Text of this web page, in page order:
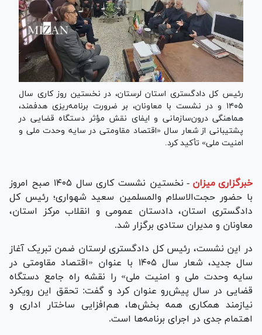
رئیس کل دادگستری استان لرستان، در نخستین روز کاری سال
۱۴۰۵ و در نشست با معاونان، بر ضرورت برنامه‌ریزی هدفمند،
هماهنگی درون‌سازمانی و ایفای نقش مؤثر دستگاه قضایی در
پشتیبانی از شعار سال «اقتصاد مقاومتی در سایه وحدت ملی و
امنیت ملی» تأکید کرد.
خبرگزاری میزان -
نخستین نشست کاری سال ۱۴۰۵ صبح امروز
با حضور حجت‌الاسلام والمسلمین سعید شهواری؛ رئیس کل
دادگستری استان، دادستان عمومی و انقلاب مرکز استان،
معاونان و مدیران ستادی برگزار شد.
در این نشست، رئیس کل دادگستری لرستان ضمن تبریک آغاز
سال جدید، شعار سال ۱۴۰۵ با عنوان «اقتصاد مقاومتی در
سایه وحدت ملی و امنیت ملی» را نقشه راه جامع دستگاه
قضایی در سال پیش‌رو عنوان کرد و گفت: تحقق این رویکرد
نیازمند همکاری همه بخش‌ها، هم‌افزایی ساختار اداری و
اهتمام جدی در اجرای برنامه‌ها است.